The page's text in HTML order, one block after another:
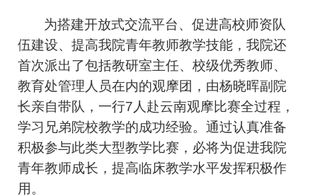
为搭建开放式交流平台、促进高校师资队
伍建设、提高我院青年教师教学技能，我院还
首次派出了包括教研室主任、校级优秀教师、
教育处管理人员在内的观摩团，由杨晓晖副院
长亲自带队，一行7人赴云南观摩比赛全过程，
学习兄弟院校教学的成功经验。通过认真准备
积极参与此类大型教学比赛，必将为促进我院
青年教师成长，提高临床教学水平发挥积极作
用。